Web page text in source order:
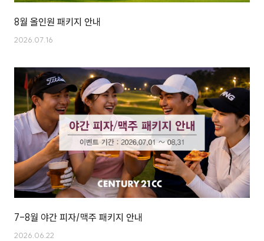
8월 올인원 패키지 안내
2026.07.16
7-8월 야간 피자/맥주 패키지 안내
2026.06.22